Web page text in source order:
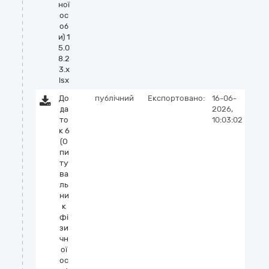
ної
ос
об
и) 1
5.0
8.2
3.x
lsx
До
да
то
к 6
(О
пи
ту
ва
ль
ни
к
фі
зи
чн
ої
ос
публічний Експортовано:
16-06-
2026,
10:03:02